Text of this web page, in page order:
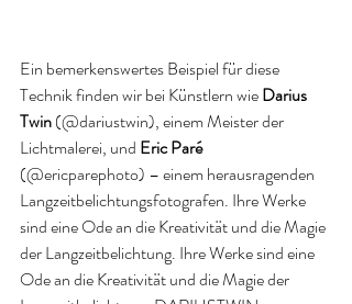
Ein bemerkenswertes Beispiel für diese
Technik finden wir bei Künstlern wie Darius
Twin (@dariustwin), einem Meister der
Lichtmalerei, und Eric Paré
(@ericparephoto) – einem herausragenden
Langzeitbelichtungsfotografen. Ihre Werke
sind eine Ode an die Kreativität und die Magie
der Langzeitbelichtung. Ihre Werke sind eine
Ode an die Kreativität und die Magie der